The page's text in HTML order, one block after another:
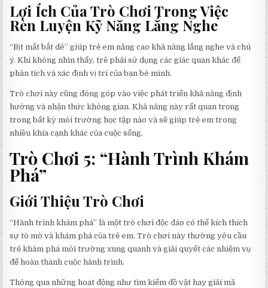
Lợi Ích Của Trò Chơi Trong Việc
Rèn Luyện Kỹ Năng Lắng Nghe
“Bịt mắt bắt dê” giúp trẻ em nâng cao khả năng lắng nghe và chú
ý. Khi không nhìn thấy, trẻ phải sử dụng các giác quan khác để
phân tích và xác định vị trí của bạn bè mình.
Trò chơi này cũng đóng góp vào việc phát triển khả năng định
hướng và nhận thức không gian. Khả năng này rất quan trọng
trong bất kỳ môi trường học tập nào và sẽ giúp trẻ em trong
nhiều khía cạnh khác của cuộc sống.
Trò Chơi 5: “Hành Trình Khám
Phá”
Giới Thiệu Trò Chơi
“Hành trình khám phá” là một trò chơi độc đáo có thể kích thích
sự tò mò và khám phá của trẻ em. Trò chơi này thường yêu cầu
trẻ khám phá môi trường xung quanh và giải quyết các nhiệm vụ
để hoàn thành cuộc hành trình.
Thông qua những hoạt động như tìm kiếm đồ vật hay giải mã